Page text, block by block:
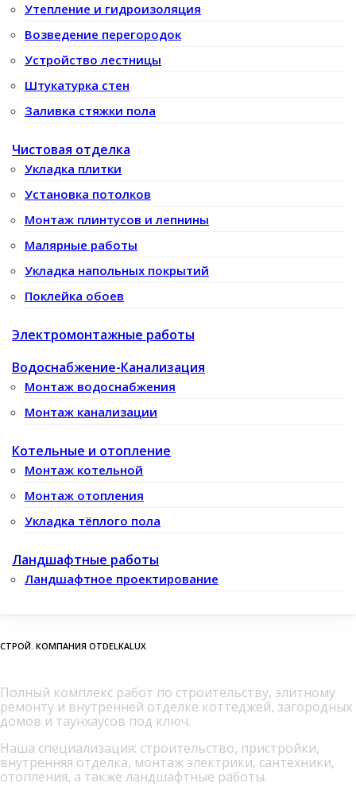
Утепление и гидроизоляция
Возведение перегородок
Устройство лестницы
Штукатурка стен
Заливка стяжки пола
Чистовая отделка
Укладка плитки
Установка потолков
Монтаж плинтусов и лепнины
Малярные работы
Укладка напольных покрытий
Поклейка обоев
Электромонтажные работы
Водоснабжение-Канализация
Монтаж водоснабжения
Монтаж канализации
Котельные и отопление
Монтаж котельной
Монтаж отопления
Укладка тёплого пола
Ландшафтные работы
Ландшафтное проектирование
СТРОЙ. КОМПАНИЯ OTDELKALUX
Полный комплекс работ по строительству, элитному
ремонту и внутренней отделке коттеджей, загородных
домов и таунхаусов под ключ.
Наша специализация: строительство, пристройки,
внутренняя отделка, монтаж электрики, сантехники,
отопления, а также ландшафтные работы.